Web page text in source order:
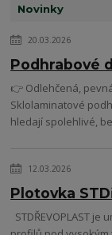
Novinky
20.03.2026
Podhrabové
👉 Odlehčená,
Sklolaminatové
hledají spolehlivé,
12.03.2026
Plotovka
STDŘEVOPLAST